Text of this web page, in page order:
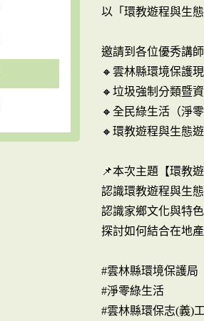
以「環教遊程與生
邀請到各位優秀講
🔸雲林縣環境保護
🔸垃圾強制分類暨
🔸全民綠生活（淨
🔸環教遊程與生態
📌本次主題【環教
認識環教遊程與生
認識家鄉文化與特色
探討如何結合在地
#雲林縣環境保護局
#淨零綠生活
#雲林縣環保志(義)工